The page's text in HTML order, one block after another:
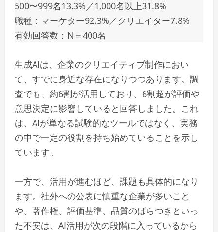
500〜999名13.3%／1,000名以上31.8%
職種：マーケター92.3%／クリエイター7.8%
有効回答数：N＝400名
生成AIは、企業のクリエイティブ制作におい
て、すでに身近な存在になりつつあります。調
査でも、約6割が活用しており、6割超が評価や
意思決定に影響していると回答しました。これ
は、AIが単なる試験的なツールではなく、実務
の中で一定の役割を持ち始めていることを示し
ています。
一方で、活用が進むほど、課題も具体的になり
ます。社外への公表に慎重な企業が多いこと
や、著作権、評価基準、品質のばらつきといっ
た不安は、AI活用が次の段階に入っているから